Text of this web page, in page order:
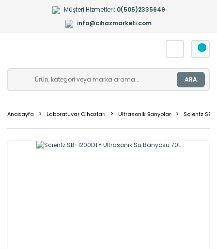
Müşteri Hizmetleri: 0(505)2335649
info@cihazmarketi.com
ARA
Anasayfa Laboratuvar Cihazları Ultrasonik Banyolar Scientz SB-